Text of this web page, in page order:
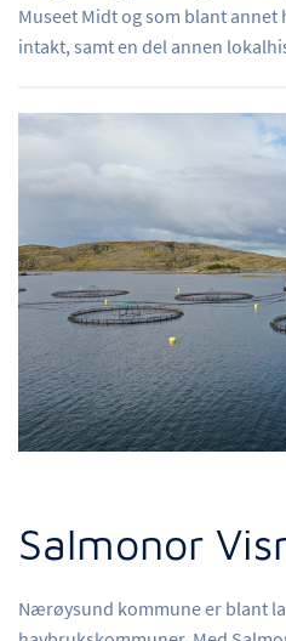
Museet Midt og som blant
intakt, samt en del annen
Salmonor
Nærøysund kommune er blant